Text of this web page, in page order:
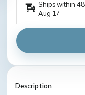
Ships within
Aug 17
Description